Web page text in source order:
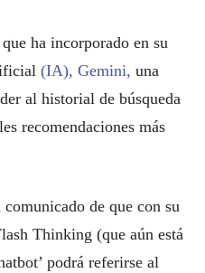
ha incorporado en su
(IA), Gemini, una
al historial de búsqueda
recomendaciones más
de que con su
Thinking (que aún está
podrá referirse al